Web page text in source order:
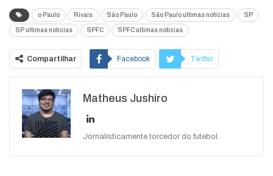
o Paulo Rivais São Paulo São Paulo últimas notícias SP
SP últimas notícias SPFC SPFC últimas notícias
Compartilhar Facebook Twitter
WhatsApp
Matheus Jushiro
Jornalisticamente torcedor do futebol.